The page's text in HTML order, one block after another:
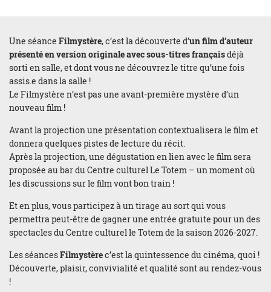
Une séance Filmystère, c’est la découverte d’un film d’auteur
présenté en version originale avec sous-titres françaisdéjà
sorti en salle, et dont vous ne découvrez le titre qu’une fois
assis.e dans la salle !
Le Filmystère n’est pas une avant-première mystère d’un
nouveau film !
Avant la projection une présentation contextualisera le film et
donnera quelques pistes de lecture du récit.
Après la projection, une dégustation en lien avec le film sera
proposée au bar du Centre culturel Le Totem – un moment où
les discussions sur le film vont bon train !
Et en plus, vous participez à un tirage au sort qui vous
permettra peut-être de gagner une entrée gratuite pour un des
spectacles du Centre culturel le Totem de la saison 2026-2027.
Les séancesFilmystèrec’est la quintessence du cinéma, quoi !
Découverte, plaisir, convivialité et qualité sont au rendez-vous
!